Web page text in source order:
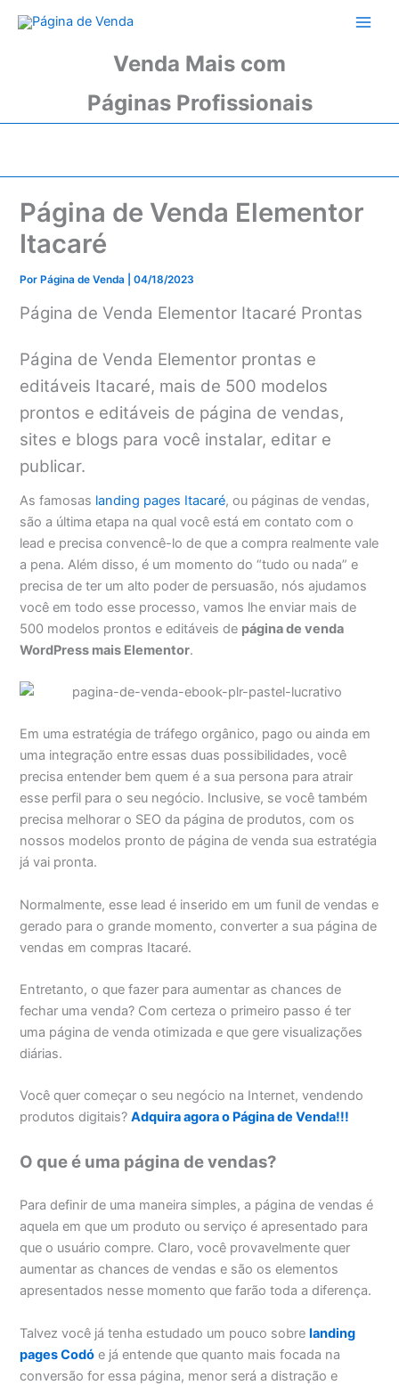
para
Venda Mais com
Páginas Profissionais
Página de Venda Elementor
Itacaré
PorPágina de Venda |04/18/2023
Página de Venda Elementor Itacaré Prontas
Página de Venda Elementor prontas e
editáveis Itacaré, mais de 500 modelos
prontos e editáveis de página de vendas,
sites e blogs para você instalar, editar e
publicar.
As famosas landing pages Itacaré, ou páginas de vendas,
são a última etapa na qual você está em contato com o
lead e precisa convencê-lo de que a compra realmente vale
a pena. Além disso, é um momento do “tudo ou nada” e
precisa de ter um alto poder de persuasão, nós ajudamos
você em todo esse processo, vamos lhe enviar mais de
500 modelos prontos e editáveis de página de venda
WordPress mais Elementor.
Em uma estratégia de tráfego orgânico, pago ou ainda em
uma integração entre essas duas possibilidades, você
precisa entender bem quem é a sua persona para atrair
esse perfil para o seu negócio. Inclusive, se você também
precisa melhorar o SEO da página de produtos, com os
nossos modelos pronto de página de venda sua estratégia
já vai pronta.
Normalmente, esse lead é inserido em um funil de vendas e
gerado para o grande momento, converter a sua página de
vendas em compras Itacaré.
Entretanto, o que fazer para aumentar as chances de
fechar uma venda? Com certeza o primeiro passo é ter
uma página de venda otimizada e que gere visualizações
diárias.
Você quer começar o seu negócio na Internet, vendendo
produtos digitais?Adquira agora o Página de Venda!!!
O que é uma página de vendas?
Para definir de uma maneira simples, a página de vendas é
aquela em que um produto ou serviço é apresentado para
que o usuário compre. Claro, você provavelmente quer
aumentar as chances de vendas e são os elementos
apresentados nesse momento que farão toda a diferença.
Talvez você já tenha estudado um pouco sobrelanding
pages Codó e já entende que quanto mais focada na
conversão for essa página, menor será a distração e